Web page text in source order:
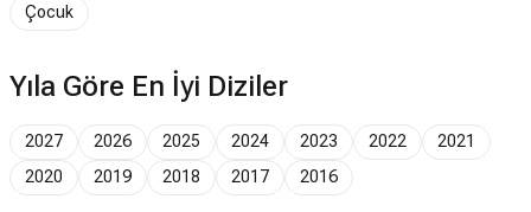
Çocuk
Yıla Göre En İyi Diziler
2027 2026 2025 2024 2023 2022
2021
2020
2019 2018 2017 2016